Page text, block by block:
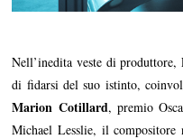
Nell’inedita veste di produttore,
di fidarsi del suo istinto,
Marion Cotillard, premio
Michael Lesslie, il compositore